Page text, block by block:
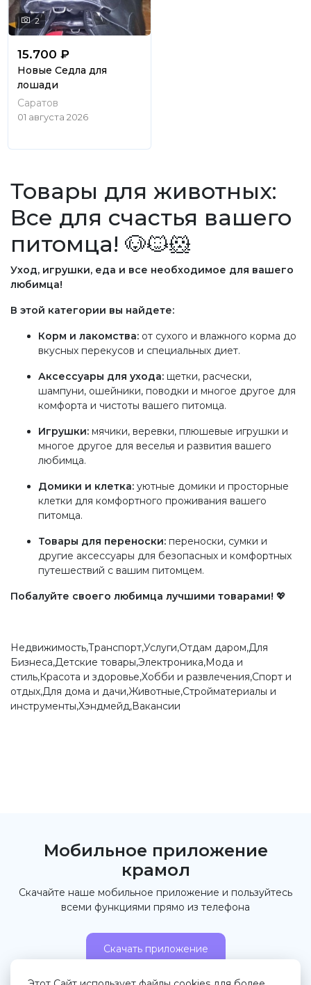
2
15.700 ₽
Новые Седла для
лошади
Саратов
01 августа 2026
Товары для животных:
Все для счастья вашего
питомца! 🐶🐱🐹
Уход, игрушки, еда и все необходимое для вашего
любимца!
В этой категории вы найдете:
Корм и лакомства: от сухого и влажного корма до
вкусных перекусов и специальных диет.
Аксессуары для ухода: щетки, расчески,
шампуни, ошейники, поводки и многое другое для
комфорта и чистоты вашего питомца.
Игрушки: мячики, веревки, плюшевые игрушки и
многое другое для веселья и развития вашего
любимца.
Домики и клетка: уютные домики и просторные
клетки для комфортного проживания вашего
питомца.
Товары для переноски: переноски, сумки и
другие аксессуары для безопасных и комфортных
путешествий с вашим питомцем.
Побалуйте своего любимца лучшими товарами! 💖
Недвижимость,Транспорт,Услуги,Отдам даром,Для
Бизнеса,Детские товары,Электроника,Мода и
стиль,Красота и здоровье,Хобби и развлечения,Спорт и
отдых,Для дома и дачи,Животные,Стройматериалы и
инструменты,Хэндмейд,Вакансии
Мобильное приложение
крамол
Скачайте наше мобильное приложение и пользуйтесь
всеми функциями прямо из телефона
Скачать приложение